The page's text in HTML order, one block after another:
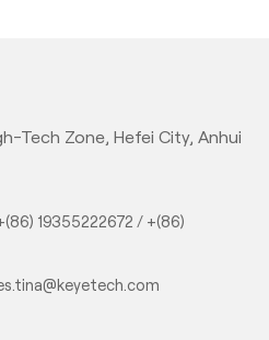
Tech Zone, Hefei City, Anhui
19355222672 / +(86)